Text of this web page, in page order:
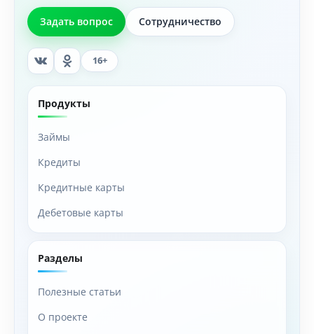
Задать вопрос Сотрудничество
16+
Продукты
Займы
Кредиты
Кредитные карты
Дебетовые карты
Разделы
Полезные статьи
О проекте